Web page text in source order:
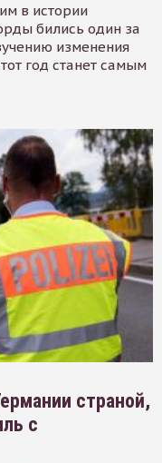
в истории
бились один за
изменения
год станет самым
страной,
с